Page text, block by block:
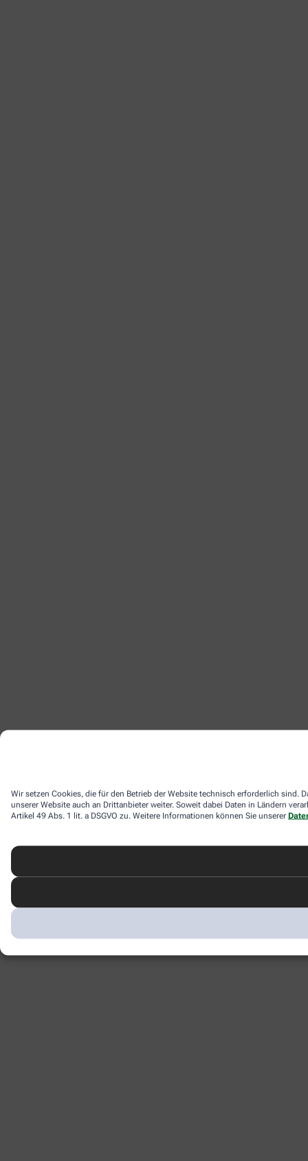
Wir setzen Cookies, die für den Betrieb der Website technisch erforderlich sind.
unserer Website auch an Drittanbieter weiter. Soweit dabei Daten in Ländern
Artikel 49 Abs. 1 lit. a DSGVO zu. Weitere Informationen können Sie unserer